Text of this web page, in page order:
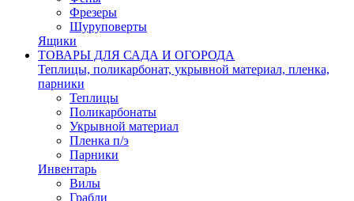
Фрезеры
Шуруповерты
Ящики
ТОВАРЫ ДЛЯ САДА И ОГОРОДА
Теплицы, поликарбонат, укрывной материал, пленка,
парники
Теплицы
Поликарбонаты
Укрывной материал
Пленка п/э
Парники
Инвентарь
Вилы
Грабли